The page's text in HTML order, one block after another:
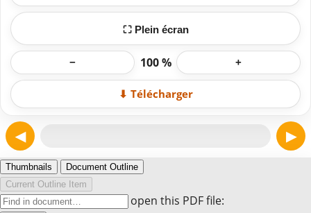
⛶ Plein écran
− 100 % +
⬇ Télécharger
◀ ▶
Thumbnails
Document Outline
Current Outline Item
Enter the password to open this PDF file: